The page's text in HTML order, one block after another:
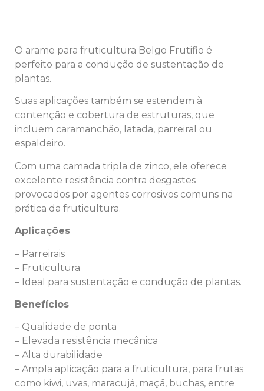
O arame para fruticultura Belgo Frutifio é
perfeito para a condução de sustentação de
plantas.
Suas aplicações também se estendem à
contenção e cobertura de estruturas, que
incluem caramanchão, latada, parreiral ou
espaldeiro.
Com uma camada tripla de zinco, ele oferece
excelente resistência contra desgastes
provocados por agentes corrosivos comuns na
prática da fruticultura.
Aplicações
– Parreirais
– Fruticultura
– Ideal para sustentação e condução de plantas.
Benefícios
– Qualidade de ponta
– Elevada resistência mecânica
– Alta durabilidade
– Ampla aplicação para a fruticultura, para frutas
como kiwi, uvas, maracujá, maçã, buchas, entre